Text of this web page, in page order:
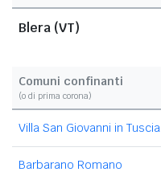
Blera (VT)
Comuni confinanti
(o di prima corona)
Villa San Giovanni in Tuscia
Barbarano Romano